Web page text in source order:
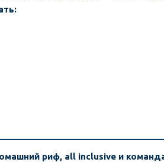
риф, all inclusive и